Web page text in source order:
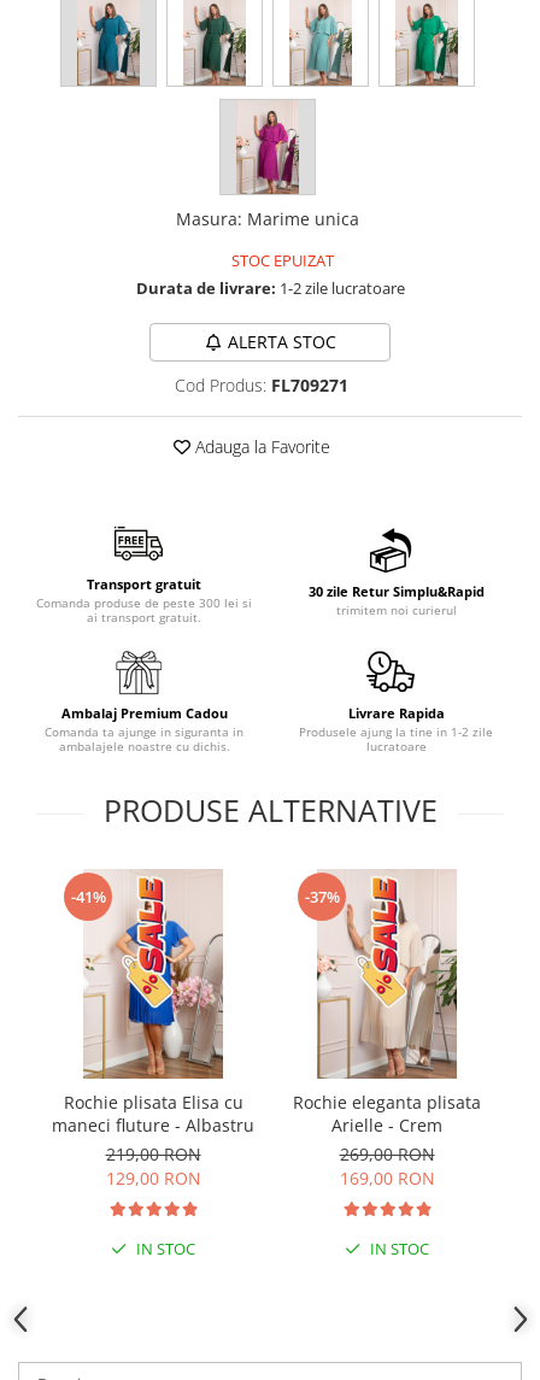
Masura: Marime unica
STOC EPUIZAT
Durata de livrare: 1-2 zile lucratoare
ALERTA STOC
Cod Produs: FL709271
Adauga la Favorite
Transport gratuit
Comanda produse de peste 300 lei si
ai transport gratuit.
30 zile Retur Simplu&Rapid
trimitem noi curierul
Ambalaj Premium Cadou
Comanda ta ajunge in siguranta in
ambalajele noastre cu dichis.
Livrare Rapida
Produsele ajung la tine in 1-2 zile
lucratoare
PRODUSE ALTERNATIVE
-41%
Rochie plisata Elisa cu
maneci fluture - Albastru
219,00 RON
129,00 RON
IN STOC
-37%
Rochie eleganta plisata
Arielle - Crem
269,00 RON
169,00 RON
IN STOC